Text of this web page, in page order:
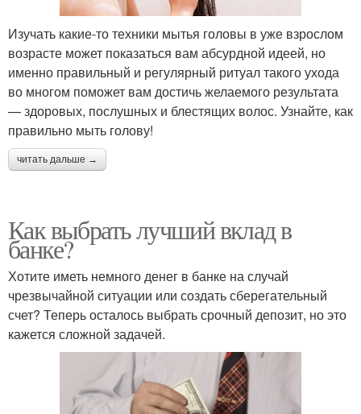
Изучать какие-то техники мытья головы в уже взрослом
возрасте может показаться вам абсурдной идеей, но
именно правильный и регулярный ритуал такого ухода
во многом поможет вам достичь желаемого результата
— здоровых, послушных и блестящих волос. Узнайте, как
правильно мыть голову!
читать дальше →
Как выбрать лучший вклад в
банке?
Хотите иметь немного денег в банке на случай
чрезвычайной ситуации или создать сберегательный
счет? Теперь осталось выбрать срочный депозит, но это
кажется сложной задачей.